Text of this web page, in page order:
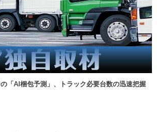
の「AI梱包予測」、トラック必要台数の迅速把握